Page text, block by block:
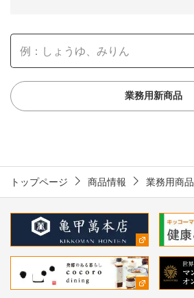
業務用新商品
トップページ 商品情報 業務用商品